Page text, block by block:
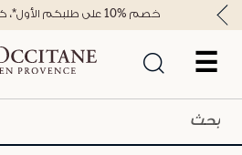
☰
خصم %10 على طلبكم الأول*، كود WELCOME10